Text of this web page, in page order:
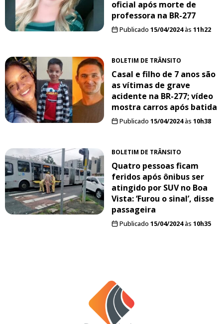
oficial após morte de
professora na BR-277
Publicado 15/04/2024às 11h22
BOLETIM DE TRÂNSITO
Casal e filho de 7 anos são
as vítimas de grave
acidente na BR-277; vídeo
mostra carros após batida
Publicado 15/04/2024às 10h38
BOLETIM DE TRÂNSITO
Quatro pessoas ficam
feridos após ônibus ser
atingido por SUV no Boa
Vista: ‘Furou o sinal’, disse
passageira
Publicado 15/04/2024às 10h35